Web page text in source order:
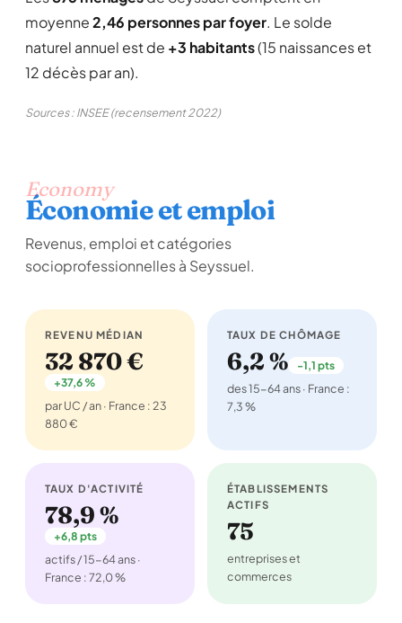
moyenne2,46 personnes par foyer. Le solde
naturel annuel est de +3 habitants(15 naissances et
12 décès par an).
Sources : INSEE (recensement 2022)
Economy
Économie et emploi
Revenus, emploi et catégories
socioprofessionnelles à Seyssuel.
REVENU MÉDIAN
32 870 €
+37,6 %
par UC / an · France : 23
880 €
TAUX DE CHÔMAGE
6,2 % -1,1 pts
des 15-64 ans · France :
7,3 %
TAUX D'ACTIVITÉ
78,9 %
+6,8 pts
actifs / 15-64 ans ·
France : 72,0 %
ÉTABLISSEMENTS
ACTIFS
75
entreprises et
commerces